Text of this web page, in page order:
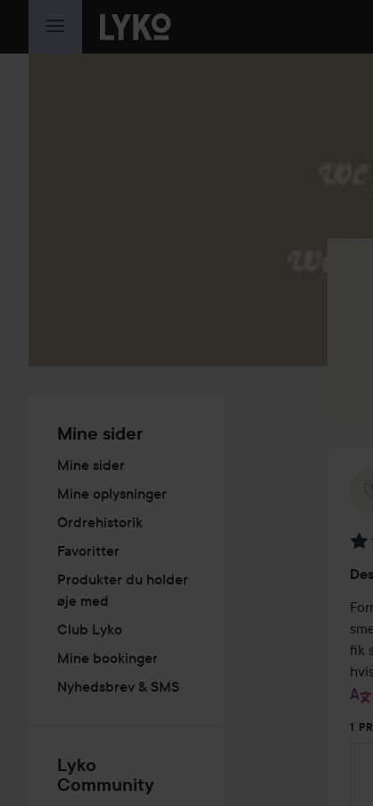
GÅ TIL INDHOLD
Mine sider
Mine sider
Mine oplysninger
Ordrehistorik
Favoritter
Produkter du holder
øje med
Club Lyko
Mine bookinger
Nyhedsbrev & SMS
Lyko
Community
3
ud
af
5
fik
1